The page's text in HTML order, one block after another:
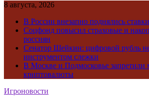
8 августа, 2026
В России внезапно поднялись
Соцфонд повысил страховые и
россиян
Сенатор Шейкин: цифровой рубль не
инструментом слежки
В Москве и Подмосковье запретили
криптовалюты
Игроновости